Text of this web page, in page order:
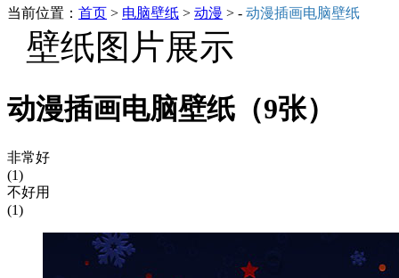
当前位置： 首页 > 电脑壁纸 > 动漫 > - 动漫插画电脑壁纸
壁纸图片展示
动漫插画电脑壁纸（9张）
非常好
(1)
不好用
(1)